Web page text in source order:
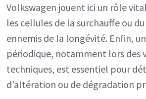
Volkswagen jouent ici un rôle
les cellules de la surchauffe ou
ennemis de la longévité. Enfin,
périodique, notamment lors des
techniques, est essentiel pour
d’altération ou de dégradation